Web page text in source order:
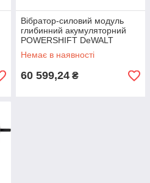
Вібратор-силовий модуль
глибинний акумуляторний
POWERSHIFT DeWALT
DCPS320N безщітковий
двигун вага 4.5 кг новий
Немає в наявності
60 599,24 ₴